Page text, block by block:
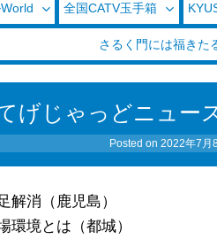
全国CATV玉手箱
さるく門には福きた
げじゃっどニュー
Posted on 2022年7月
解消（鹿児島）
環境とは（都城）